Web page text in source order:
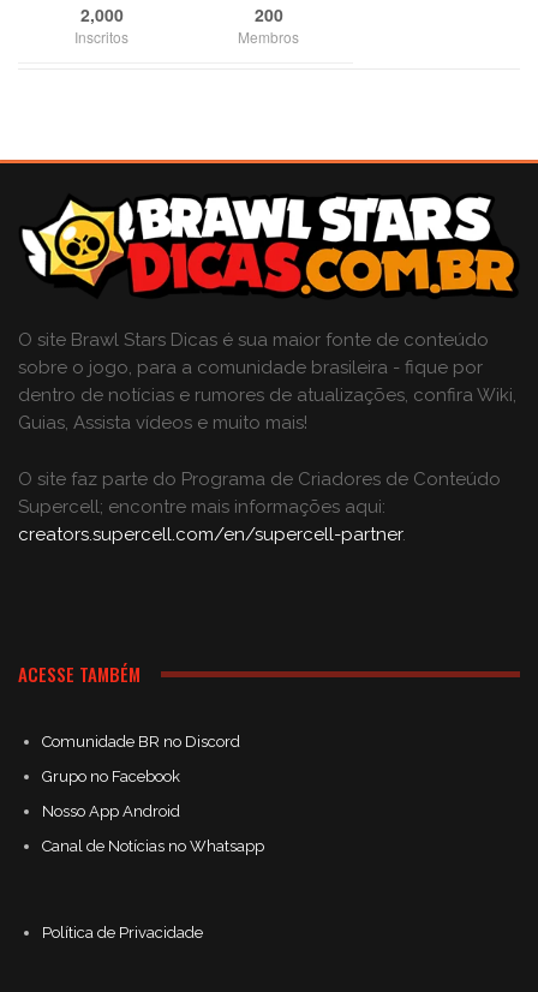
2,000
Inscritos
200
Membros
O site Brawl Stars Dicas é sua maior fonte de conteúdo
sobre o jogo, para a comunidade brasileira - fique por
dentro de notícias e rumores de atualizações, confira Wiki,
Guias, Assista vídeos e muito mais!
O site faz parte do Programa de Criadores de Conteúdo
Supercell; encontre mais informações aqui:
creators.supercell.com/en/supercell-partner.
ACESSE TAMBÉM
Comunidade BR no Discord
Grupo no Facebook
Nosso App Android
Canal de Notícias no Whatsapp
Política de Privacidade